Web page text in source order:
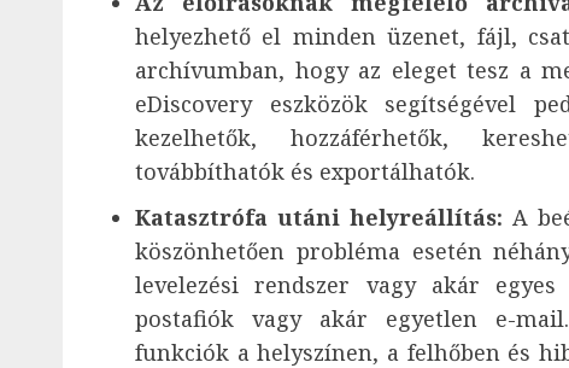
helyezhető el minden üzenet, fájl,
archívumban, hogy az eleget tesz a
eDiscovery eszközök segítségével
kezelhetők, hozzáférhetők,
továbbíthatók és exportálhatók.
Katasztrófa utáni helyreállítás: A
köszönhetően probléma esetén
levelezési rendszer vagy akár
postafiók vagy akár egyetlen e-
funkciók a helyszínen, a felhőben és